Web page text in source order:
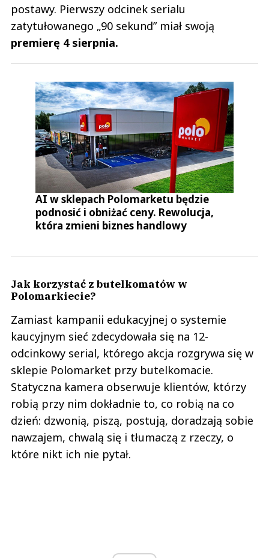
postawy. Pierwszy odcinek serialu
zatytułowanego „90 sekund” miał swoją
premierę 4 sierpnia.
AI w sklepach Polomarketu będzie
podnosić i obniżać ceny. Rewolucja,
która zmieni biznes handlowy
Jak korzystać z butelkomatów w
Polomarkiecie?
Zamiast kampanii edukacyjnej o systemie
kaucyjnym sieć zdecydowała się na 12-
odcinkowy serial, którego akcja rozgrywa się w
sklepie Polomarket przy butelkomacie.
Statyczna kamera obserwuje klientów, którzy
robią przy nim dokładnie to, co robią na co
dzień: dzwonią, piszą, postują, doradzają sobie
nawzajem, chwalą się i tłumaczą z rzeczy, o
które nikt ich nie pytał.